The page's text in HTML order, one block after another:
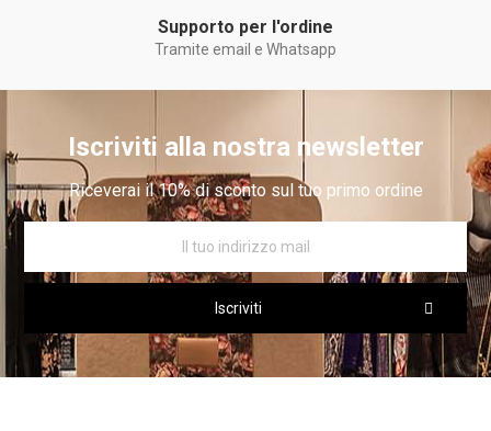
Supporto per l'ordine
Tramite email e Whatsapp
Iscriviti alla nostra newsletter
Riceverai il 10% di sconto sul tuo primo ordine
Iscriviti